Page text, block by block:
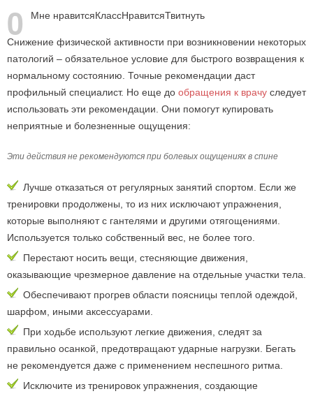
0 Мне нравитсяКлассНравитсяТвитнуть
Снижение физической активности при возникновении некоторых
патологий – обязательное условие для быстрого возвращения к
нормальному состоянию. Точные рекомендации даст
профильный специалист. Но еще до обращения к врачу следует
использовать эти рекомендации. Они помогут купировать
неприятные и болезненные ощущения:
Эти действия не рекомендуются при болевых ощущениях в спине
Лучше отказаться от регулярных занятий спортом. Если же
тренировки продолжены, то из них исключают упражнения,
которые выполняют с гантелями и другими отягощениями.
Используется только собственный вес, не более того.
Перестают носить вещи, стесняющие движения,
оказывающие чрезмерное давление на отдельные участки тела.
Обеспечивают прогрев области поясницы теплой одеждой,
шарфом, иными аксессуарами.
При ходьбе используют легкие движения, следят за
правильно осанкой, предотвращают ударные нагрузки. Бегать
не рекомендуется даже с применением неспешного ритма.
Исключите из тренировок упражнения, создающие